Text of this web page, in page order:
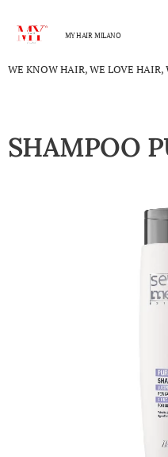
MY HAIR MILANO
WE KNOW HAIR, WE LOVE HAIR,
SHAMPOO